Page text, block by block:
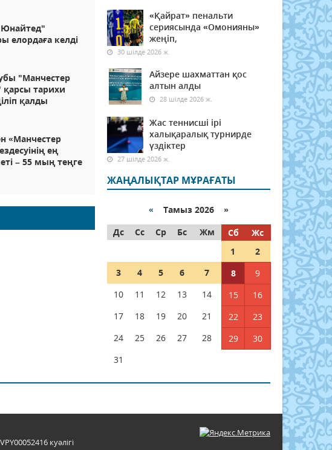
елордаға келді
"Манчестер
тарихи
қалды
«Манчестер
ең
– 55 мың теңге
«Қайрат» пенальти
сериясында «Омонияны»
жеңіп,
30 шілде 2026 ж.
Айзере шахматтан қос
алтын алды
28 шілде 2026 ж.
Жас теннисші ірі
халықаралық турнирде
үздіктер
27 шілде 2026 ж.
ЖАҢАЛЫҚТАР МҰРАҒАТЫ
« Тамыз 2026 »
Дс
Сс Ср Бс Жм Сб
Жс
1
2
3
4 5 6 7 8
9
10
11 12 13 14 15
16
17
18 19 20 21 22
23
24
25 26 27 28 29
30
31
куәлігі